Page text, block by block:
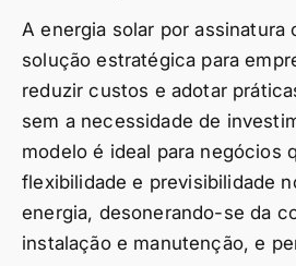
A energia solar por assinatura
solução estratégica para
reduzir custos e adotar
sem a necessidade de
modelo é ideal para negócios
flexibilidade e previsibilidade
energia, desonerando-se da
instalação e manutenção, e